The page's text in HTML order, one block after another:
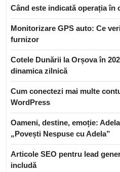
Când este indicată operația în
Monitorizare GPS auto: Ce
furnizor
Cotele Dunării la Orșova în
dinamica zilnică
Cum conectezi mai multe
WordPress
Oameni, destine, emoție:
„Povești Nespuse cu Adela”
Articole SEO pentru lead
includă